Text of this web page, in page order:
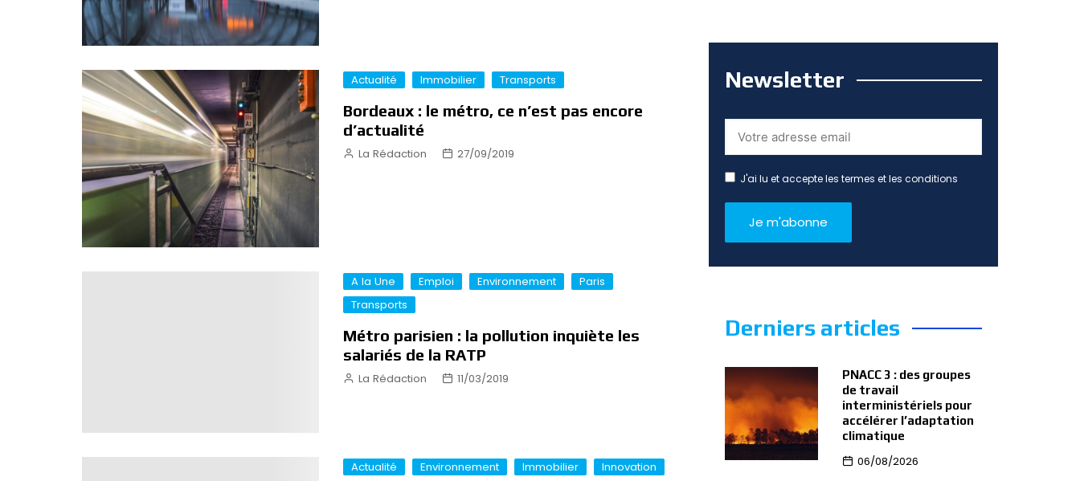
Actualité Immobilier Transports
Bordeaux : le métro, ce n’est pas encore
d’actualité
La Rédaction 27/09/2019
A la Une Emploi Environnement
Paris
Transports
Métro parisien : la pollution inquiète les
salariés de la RATP
La Rédaction 11/03/2019
Actualité Environnement Immobilier
Innovation
Newsletter
J'ai lu et accepte les termes et les conditions
Derniers articles
PNACC 3 : des groupes
de travail
interministériels pour
accélérer l’adaptation
climatique
06/08/2026